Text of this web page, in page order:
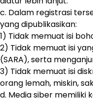
c. Dalam registrasi
yang dipublikasikan:
1) Tidak memuat isi
2) Tidak memuat isi
(SARA), serta
3) Tidak memuat isi
orang lemah, miskin,
d. Media siber memiliki